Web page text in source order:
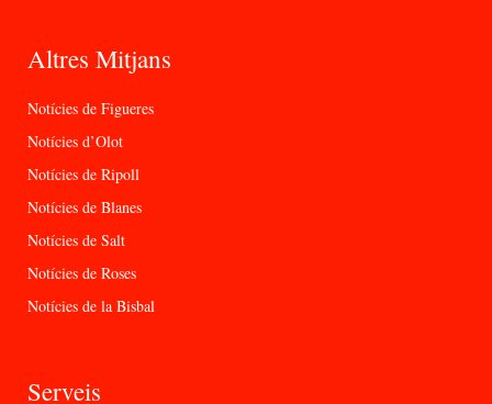
Altres Mitjans
Notícies de Figueres
Notícies d’Olot
Notícies de Ripoll
Notícies de Blanes
Notícies de Salt
Notícies de Roses
Notícies de la Bisbal
Serveis